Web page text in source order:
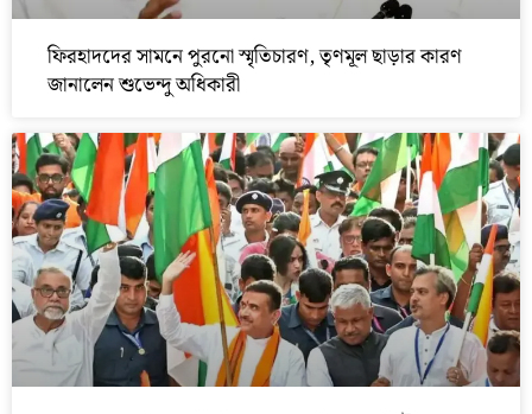
ফিরহাদদের সামনে পুরনো স্মৃতিচারণ, তৃণমূল ছাড়ার কারণ
জানালেন শুভেন্দু অধিকারী